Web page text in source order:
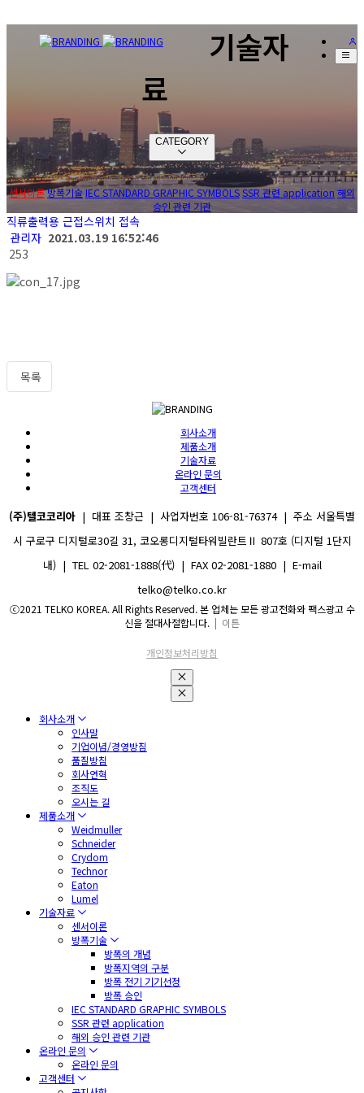
기술자
료
CATEGORY
센서이론방폭기술IEC STANDARD GRAPHIC SYMBOLSSSR 관련 application 해외
승인 관련 기관
직류출력용 근접스위치 접속
관리자 2021.03.19 16:52:46
253
목록
회사소개
제품소개
기술자료
온라인 문의
고객센터
(주)텔코코리아 | 대표 조창근 | 사업자번호 106-81-76374 | 주소 서울특별
시 구로구 디지털로30길 31, 코오롱디지털타워빌란트Ⅱ 807호 (디지털 1단지
내) | TEL 02-2081-1888(代) | FAX 02-2081-1880 | E-mail
telko@telko.co.kr
ⓒ2021 TELKO KOREA. All Rights Reserved. 본 업체는 모든 광고전화와 팩스광고 수
신을 절대사절합니다. | 이튼
개인정보처리방침
회사소개
인사말
기업이념/경영방침
품질방침
회사연혁
조직도
오시는 길
제품소개
Weidmuller
Schneider
Crydom
Technor
Eaton
Lumel
기술자료
센서이론
방폭기술
방폭의 개념
방폭지역의 구분
방폭 전기 기기선정
방폭 승인
IEC STANDARD GRAPHIC SYMBOLS
SSR 관련 application
해외 승인 관련 기관
온라인 문의
온라인 문의
고객센터